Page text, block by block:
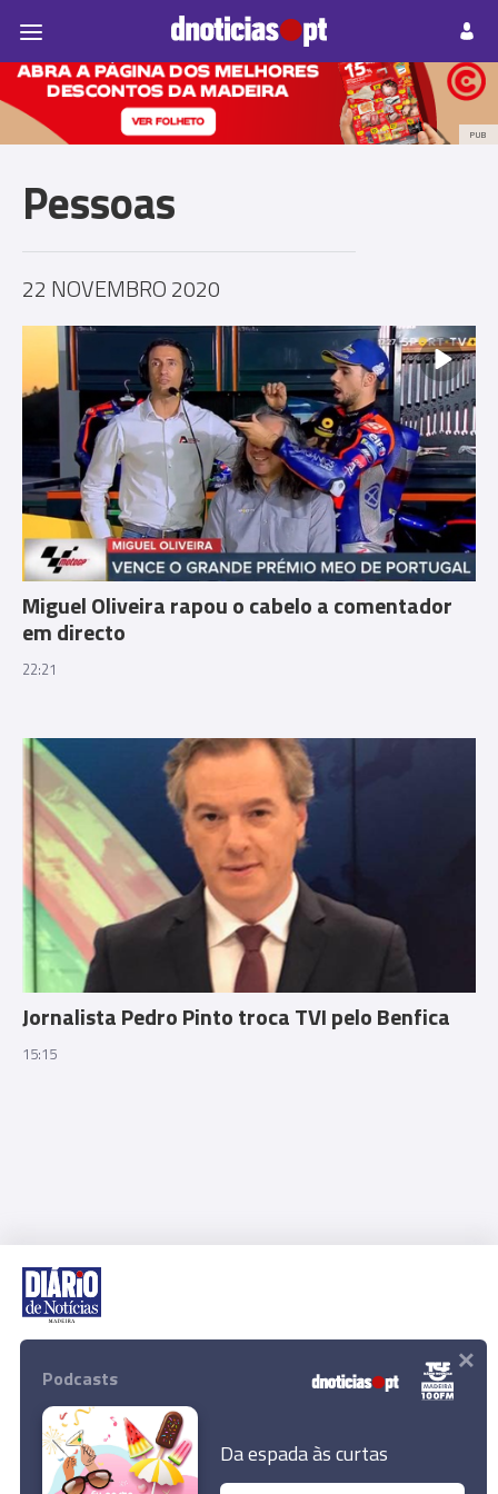
Prazeres Paisagens
PUB
Pessoas
22 NOVEMBRO 2020
Miguel Oliveira rapou o cabelo a comentador
em directo
22:21
Jornalista Pedro Pinto troca TVI pelo Benfica
15:15
Rua Dr. Fernão de Ornelas, 56 - 3º
291 202 300
Download App
Podcasts
Da espada às curtas
×